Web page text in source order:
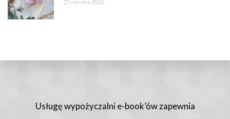
25 czerwca 2026
Usługę wypożyczalni e-book’ów zapewnia